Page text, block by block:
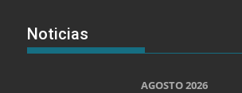
Noticias
AGOSTO 2026